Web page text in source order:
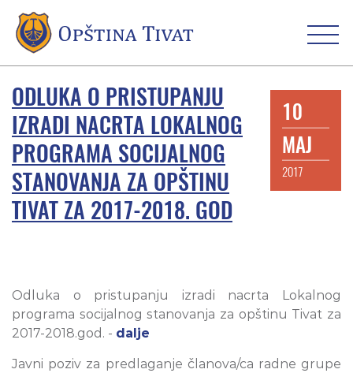
ODLUKA O PRISTUPANJU
IZRADI NACRTA LOKALNOG
PROGRAMA SOCIJALNOG
STANOVANJA ZA OPŠTINU
TIVAT ZA 2017-2018. GOD
10
MAJ
2017
Odluka o pristupanju izradi nacrta Lokalnog
programa socijalnog stanovanja za opštinu Tivat za
2017-2018.god. - dalje
Javni poziv za predlaganje članova/ca radne grupe